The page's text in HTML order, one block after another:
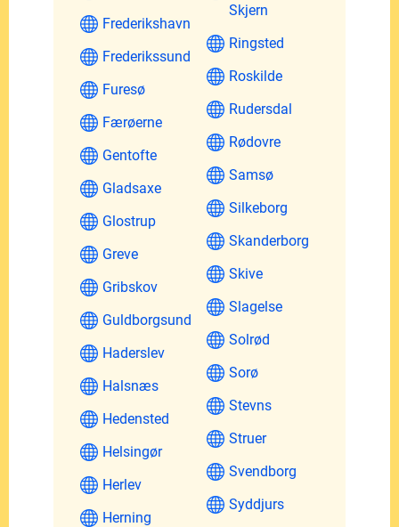
Frederikshavn
Frederikssund
Furesø
Færøerne
Gentofte
Gladsaxe
Glostrup
Greve
Gribskov
Guldborgsund
Haderslev
Halsnæs
Hedensted
Helsingør
Herlev
Herning
Skjern
Ringsted
Roskilde
Rudersdal
Rødovre
Samsø
Silkeborg
Skanderborg
Skive
Slagelse
Solrød
Sorø
Stevns
Struer
Svendborg
Syddjurs